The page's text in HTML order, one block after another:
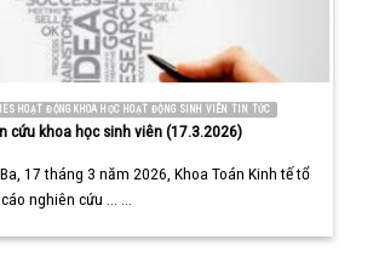
HOẠT ĐỘNG KHOA HỌC HOẠT ĐỘNG SINH VIÊN TIN TỨC
cứu khoa học sinh viên (17.3.2026)
17 tháng 3 năm 2026, Khoa Toán Kinh tế tổ
nghiên cứu ... ...